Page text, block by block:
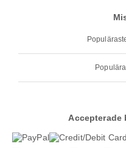
Accepterade